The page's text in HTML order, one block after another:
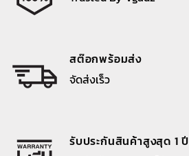
สต๊อกพร้อมส่ง
จัดส่งเร็ว
รับประกันสินค้าสูงสุด 1 ปี